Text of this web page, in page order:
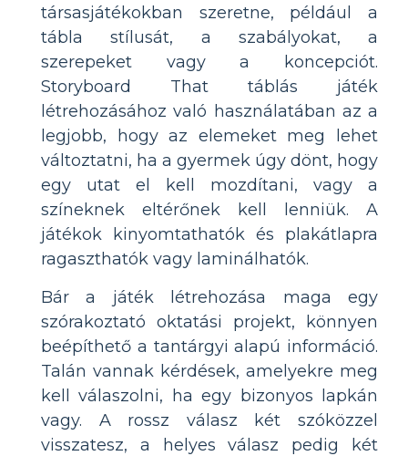
társasjátékokban szeretne, például a
tábla stílusát, a szabályokat, a
szerepeket vagy a koncepciót.
Storyboard That táblás játék
létrehozásához való használatában az a
legjobb, hogy az elemeket meg lehet
változtatni, ha a gyermek úgy dönt, hogy
egy utat el kell mozdítani, vagy a
színeknek eltérőnek kell lenniük. A
játékok kinyomtathatók és plakátlapra
ragaszthatók vagy laminálhatók.
Bár a játék létrehozása maga egy
szórakoztató oktatási projekt, könnyen
beépíthető a tantárgyi alapú információ.
Talán vannak kérdések, amelyekre meg
kell válaszolni, ha egy bizonyos lapkán
vagy. A rossz válasz két szóközzel
visszatesz, a helyes válasz pedig két